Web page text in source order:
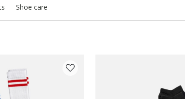
Shoe care